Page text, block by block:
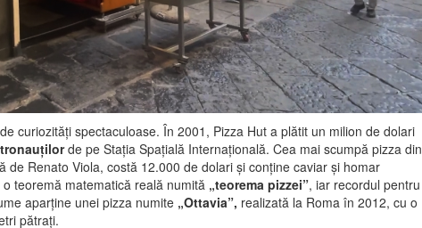
curiozități spectaculoase. În 2001, Pizza Hut a plătit un milion de dolari
de pe Stația Spațială Internațională. Cea mai scumpă pizza din
de Renato Viola, costă 12.000 de dolari și conține caviar și homar
teoremă matematică reală numită „teorema pizzei”, iar recordul pentru
aparține unei pizza numite „Ottavia”, realizată la Roma în 2012, cu o
pătrați.